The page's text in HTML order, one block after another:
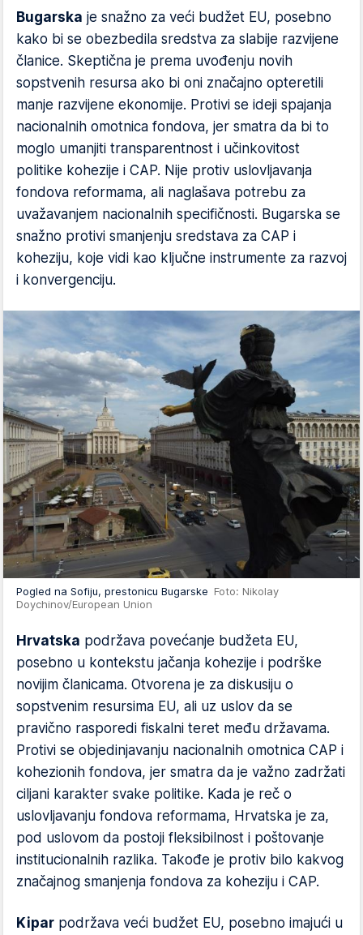
Bugarska je snažno za veći budžet EU, posebno
kako bi se obezbedila sredstva za slabije razvijene
članice. Skeptična je prema uvođenju novih
sopstvenih resursa ako bi oni značajno opteretili
manje razvijene ekonomije. Protivi se ideji spajanja
nacionalnih omotnica fondova, jer smatra da bi to
moglo umanjiti transparentnost i učinkovitost
politike kohezije i CAP. Nije protiv uslovljavanja
fondova reformama, ali naglašava potrebu za
uvažavanjem nacionalnih specifičnosti. Bugarska se
snažno protivi smanjenju sredstava za CAP i
koheziju, koje vidi kao ključne instrumente za razvoj
i konvergenciju.
Pogled na Sofiju, prestonicu Bugarske Foto: Nikolay
Doychinov/European Union
Hrvatska podržava povećanje budžeta EU,
posebno u kontekstu jačanja kohezije i podrške
novijim članicama. Otvorena je za diskusiju o
sopstvenim resursima EU, ali uz uslov da se
pravično rasporedi fiskalni teret među državama.
Protivi se objedinjavanju nacionalnih omotnica CAP i
kohezionih fondova, jer smatra da je važno zadržati
ciljani karakter svake politike. Kada je reč o
uslovljavanju fondova reformama, Hrvatska je za,
pod uslovom da postoji fleksibilnost i poštovanje
institucionalnih razlika. Takođe je protiv bilo kakvog
značajnog smanjenja fondova za koheziju i CAP.
Kipar podržava veći budžet EU, posebno imajući u